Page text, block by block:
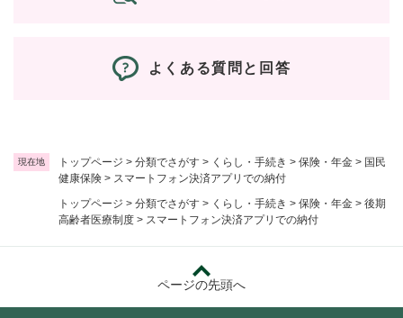
現在地 トップページ > 分類でさがす > くらし・手続き > 保険・年金 > 国民
健康保険 > スマートフォン決済アプリでの納付
トップページ > 分類でさがす > くらし・手続き > 保険・年金 > 後期
高齢者医療制度 > スマートフォン決済アプリでの納付
よくある質問と回答
ページの先頭へ